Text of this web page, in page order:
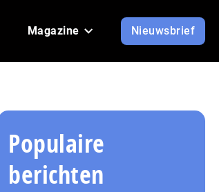
Magazine Nieuwsbrief
Populaire
berichten